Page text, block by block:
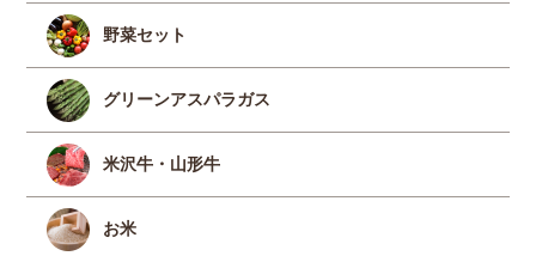
野菜セット
グリーンアスパラガス
米沢牛・山形牛
お米